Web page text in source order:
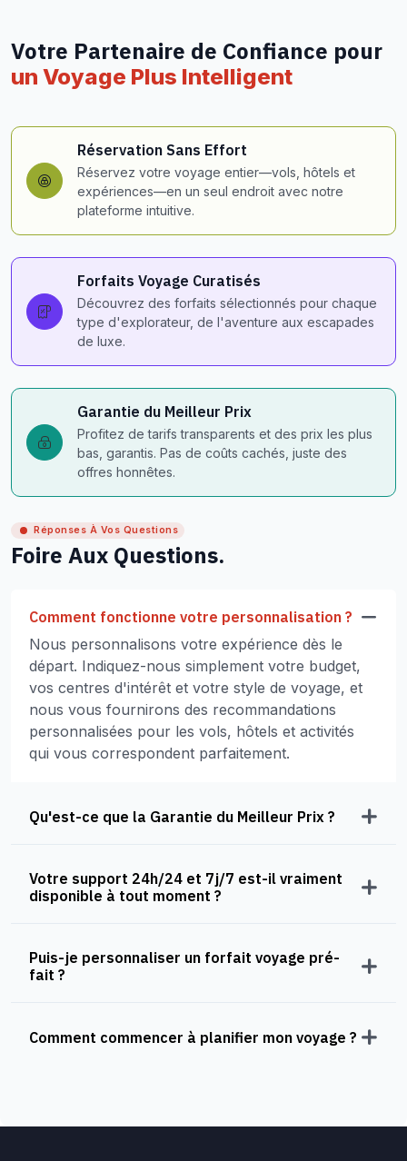
Votre Partenaire de Confiance pour
un Voyage Plus Intelligent
Réservation Sans Effort
Réservez votre voyage entier—vols, hôtels et
expériences—en un seul endroit avec notre
plateforme intuitive.
Forfaits Voyage Curatisés
Découvrez des forfaits sélectionnés pour chaque
type d'explorateur, de l'aventure aux escapades
de luxe.
Garantie du Meilleur Prix
Profitez de tarifs transparents et des prix les plus
bas, garantis. Pas de coûts cachés, juste des
offres honnêtes.
Réponses À Vos Questions
Foire Aux Questions.
Comment fonctionne votre personnalisation ?
Nous personnalisons votre expérience dès le
départ. Indiquez-nous simplement votre budget,
vos centres d'intérêt et votre style de voyage, et
nous vous fournirons des recommandations
personnalisées pour les vols, hôtels et activités
qui vous correspondent parfaitement.
Qu'est-ce que la Garantie du Meilleur Prix ?
Votre support 24h/24 et 7j/7 est-il vraiment
disponible à tout moment ?
Puis-je personnaliser un forfait voyage pré-
fait ?
Comment commencer à planifier mon voyage ?